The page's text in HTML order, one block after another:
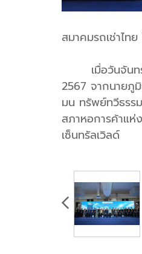
สมาคมรถเช่าไท
เมื่อวันจันทร์ที่
2567 จากนายภู
มน ทรัพย์ทวีธรร
สภาหอการค้าแห่
เซ็นทรัลเวิลด์